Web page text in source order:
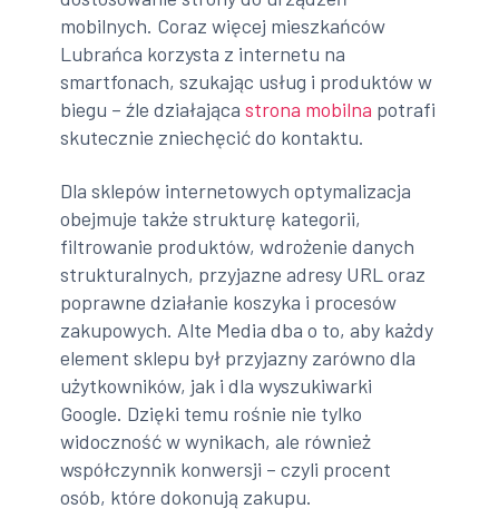
mobilnych. Coraz więcej mieszkańców
Lubrańca korzysta z internetu na
smartfonach, szukając usług i produktów w
biegu – źle działającastrona mobilna potrafi
skutecznie zniechęcić do kontaktu.
Dla sklepów internetowych optymalizacja
obejmuje także strukturę kategorii,
filtrowanie produktów, wdrożenie danych
strukturalnych, przyjazne adresy URL oraz
poprawne działanie koszyka i procesów
zakupowych. Alte Media dba o to, aby każdy
element sklepu był przyjazny zarówno dla
użytkowników, jak i dla wyszukiwarki
Google. Dzięki temu rośnie nie tylko
widoczność w wynikach, ale również
współczynnik konwersji – czyli procent
osób, które dokonują zakupu.